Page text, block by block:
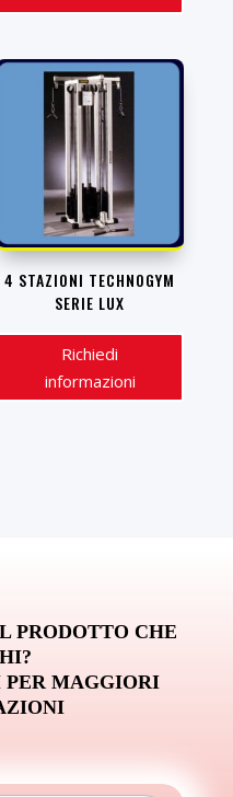
4 STAZIONI TECHNOGYM
SERIE LUX
Richiedi
informazioni
PRODOTTO CHE
MAGGIORI